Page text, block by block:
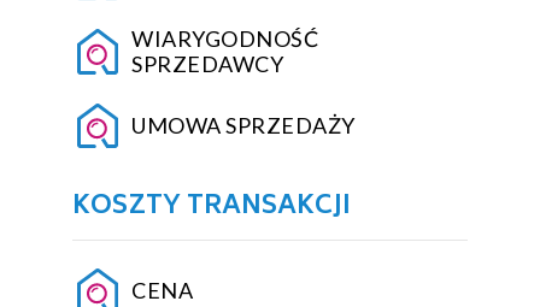
WIARYGODNOŚĆ
SPRZEDAWCY
UMOWA SPRZEDAŻY
KOSZTY TRANSAKCJI
CENA